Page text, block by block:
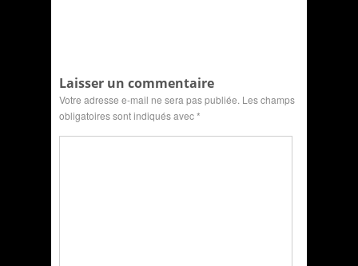
Laisser un commentaire
Votre adresse e-mail ne sera pas publiée. Les champs
obligatoires sont indiqués avec*